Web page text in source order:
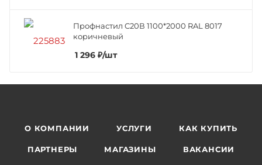
Профнастил C20В 1100*2000 RAL 8017
коричневый
1 296 ₽/шт
О КОМПАНИИ УСЛУГИ КАК КУПИТЬ
ПАРТНЕРЫ МАГАЗИНЫ ВАКАНСИИ